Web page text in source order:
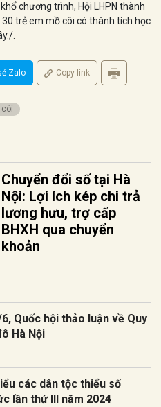
chương trình, Hội LHPN thành
trẻ em mồ côi có thành tích học
.
Zalo Copy link
Chuyển đổi số tại Hà
Nội: Lợi ích kép chi trả
lương hưu, trợ cấp
BHXH qua chuyển
khoản
Quốc hội thảo luận về Quy
Hà Nội
các dân tộc thiểu số
lần thứ III năm 2024